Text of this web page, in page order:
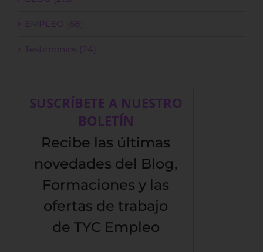
EMPLEO (68)
Testimonios (24)
SUSCRÍBETE A NUESTRO
BOLETÍN
Recibe las últimas
novedades del Blog,
Formaciones y las
ofertas de trabajo
de TYC Empleo